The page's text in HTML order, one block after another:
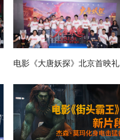
电影《大唐妖探》北京首映礼
欢乐探案获观众盛赞：“夯！”